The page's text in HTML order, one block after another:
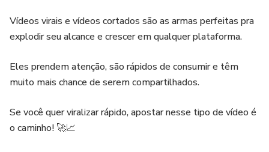
Vídeos virais e vídeos cortados são as armas perfeitas pra
explodir seu alcance e crescer em qualquer plataforma.
Eles prendem atenção, são rápidos de consumir e têm
muito mais chance de serem compartilhados.
Se você quer viralizar rápido, apostar nesse tipo de vídeo é
o caminho! 🚀📈